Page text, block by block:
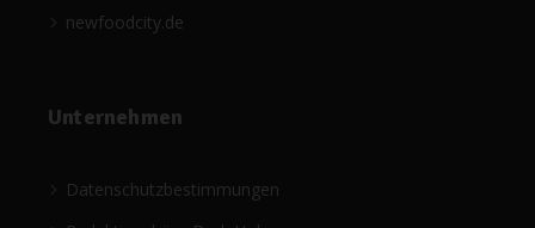
newfoodcity.de
Unternehmen
Datenschutzbestimmungen